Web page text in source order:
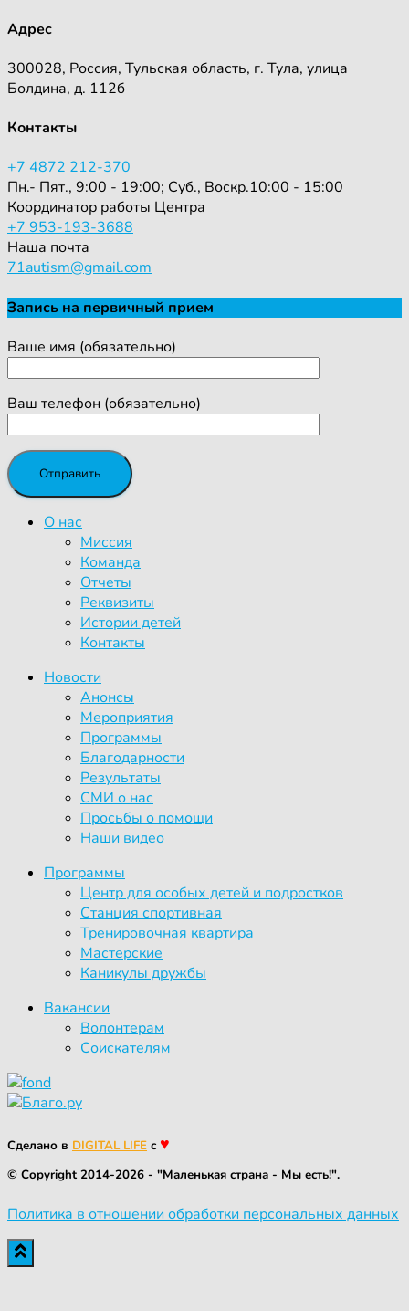
Адрес
300028, Россия, Тульская область, г. Тула, улица
Болдина, д. 112б
Контакты
+7 4872 212-370
Пн.- Пят., 9:00 - 19:00; Суб., Воскр.10:00 - 15:00
Координатор работы Центра
+7 953-193-3688
Наша почта
71autism@gmail.com
Запись на первичный прием
Ваше имя (обязательно)
Ваш телефон (обязательно)
О нас
Миссия
Команда
Отчеты
Реквизиты
Истории детей
Контакты
Новости
Анонсы
Мероприятия
Программы
Благодарности
Результаты
СМИ о нас
Просьбы о помощи
Наши видео
Программы
Центр для особых детей и подростков
Станция спортивная
Тренировочная квартира
Мастерские
Каникулы дружбы
Вакансии
Волонтерам
Соискателям
Сделано в DIGITAL LIFE с ♥
© Copyright 2014-2026 - "Маленькая страна - Мы есть!".
Политика в отношении обработки персональных данных